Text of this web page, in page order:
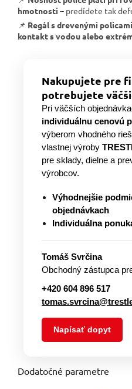
hmotnosti – predídete tak
📌 Regál s drevenými
kontakt s vodou alebo
Nakupujete pre
potrebujete
Pri väčších
individuálnu cenovú
výberom vhodného
vlastnej výroby
pre sklady, dielne a
výrobcov.
Výhodnejšie
objednávkach
Individuálna
Tomáš Svrčina
Obchodný zástupca
+420 604 896 517
Napísať dopyt
Dodatočné parametre